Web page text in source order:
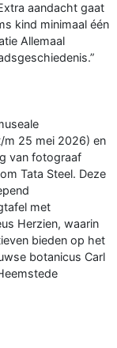
aandacht gaat
kind minimaal één
Allemaal
m 25 mei 2026) en
van fotograaf
Tata Steel. Deze
met
Herzien, waarin
bieden op het
botanicus Carl